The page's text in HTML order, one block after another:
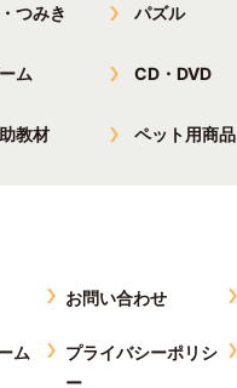
つみき パズル
ム CD・DVD
教材 ペット用商品
ム
お問い合わせ
プライバシーポリシ
ー